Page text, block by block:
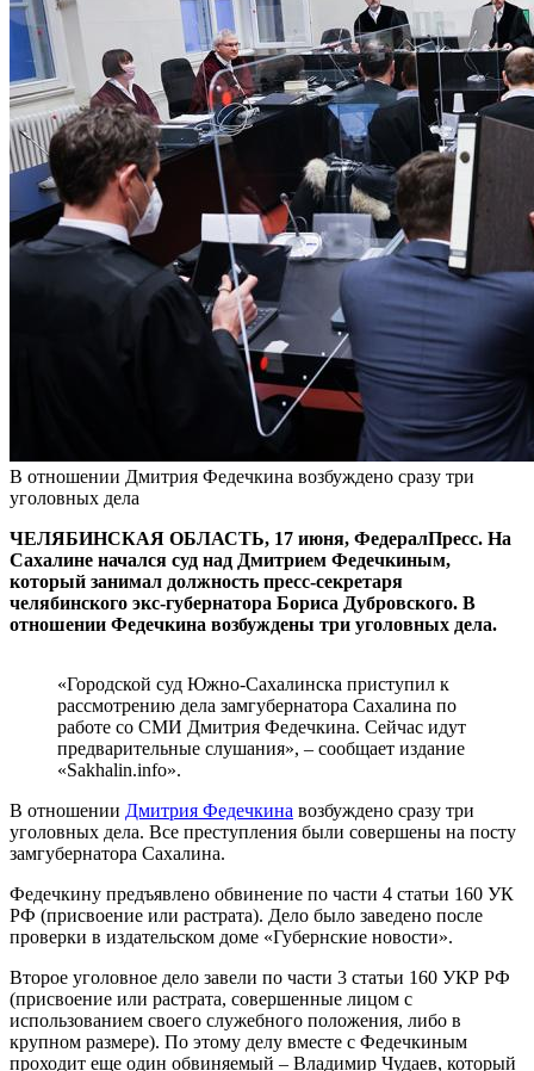
В отношении Дмитрия Федечкина возбуждено сразу три
уголовных дела
ЧЕЛЯБИНСКАЯ ОБЛАСТЬ, 17 июня, ФедералПресс. На
Сахалине начался суд над Дмитрием Федечкиным,
который занимал должность пресс-секретаря
челябинского экс-губернатора Бориса Дубровского. В
отношении Федечкина возбуждены три уголовных дела.
«Городской суд Южно-Сахалинска приступил к
рассмотрению дела замгубернатора Сахалина по
работе со СМИ Дмитрия Федечкина. Сейчас идут
предварительные слушания», – сообщает издание
«Sakhalin.info».
В отношении Дмитрия Федечкина возбуждено сразу три
уголовных дела. Все преступления были совершены на посту
замгубернатора Сахалина.
Федечкину предъявлено обвинение по части 4 статьи 160 УК
РФ (присвоение или растрата). Дело было заведено после
проверки в издательском доме «Губернские новости».
Второе уголовное дело завели по части 3 статьи 160 УКР РФ
(присвоение или растрата, совершенные лицом с
использованием своего служебного положения, либо в
крупном размере). По этому делу вместе с Федечкиным
проходит еще один обвиняемый – Владимир Чудаев, который